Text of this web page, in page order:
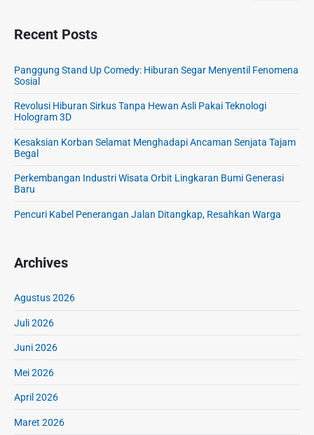
d
n
a
n
e
e
a
d
t
Recent Posts
Panggung Stand Up Comedy: Hiburan Segar Menyentil Fenomena
Sosial
Revolusi Hiburan Sirkus Tanpa Hewan Asli Pakai Teknologi
Hologram 3D
Kesaksian Korban Selamat Menghadapi Ancaman Senjata Tajam
Begal
Perkembangan Industri Wisata Orbit Lingkaran Bumi Generasi
Baru
Pencuri Kabel Penerangan Jalan Ditangkap, Resahkan Warga
Archives
Agustus 2026
Juli 2026
Juni 2026
Mei 2026
April 2026
Maret 2026